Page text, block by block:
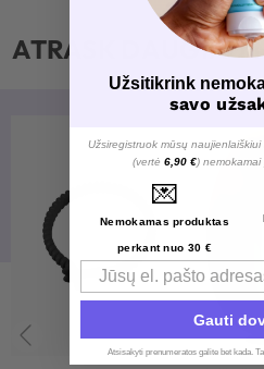
ATRASK DAUGIAU
Užsitikrink
savo
Užsiregistruok mūsų naujienlaiškiui
(vertė 6,90 €)
💌
Nemokamas produktas
perkant nuo 30 €
Email
Gauti
Atsisakyti prenumeratos galite bet kada.